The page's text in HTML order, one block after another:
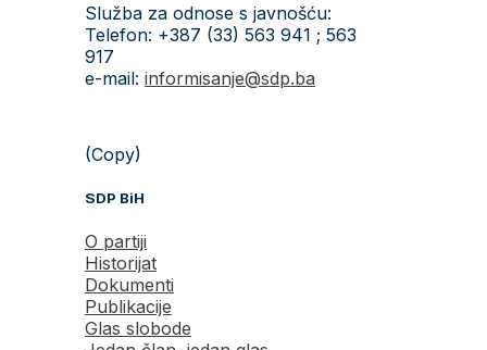
Služba za odnose s javnošću:
Telefon: +387 (33) 563 941 ; 563
917
e-mail: informisanje@sdp.ba
(Copy)
SDP BiH
O partiji
Historijat
Dokumenti
Publikacije
Glas slobode